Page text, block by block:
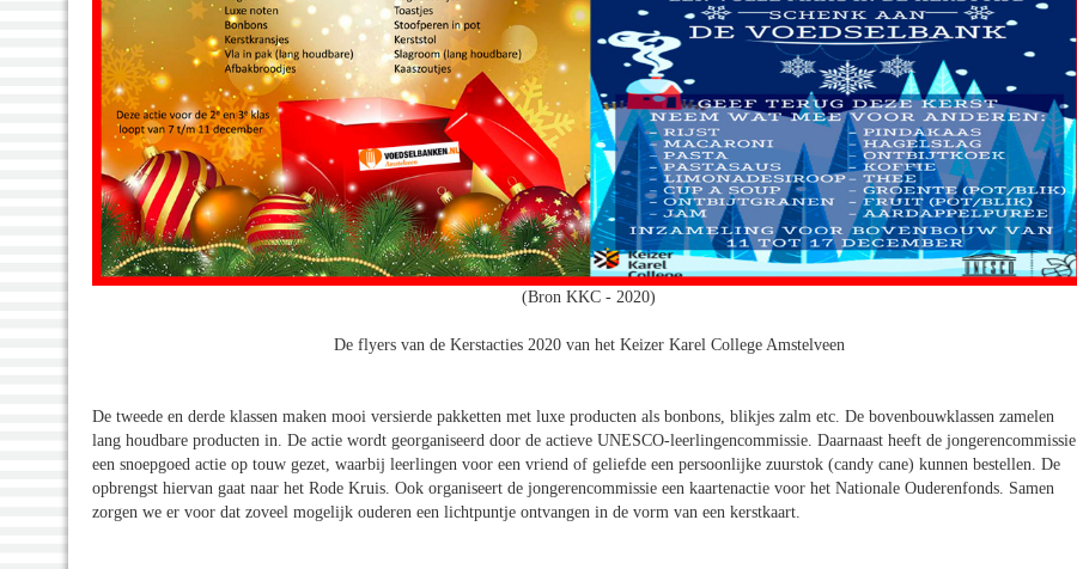
(Bron KKC - 2020)
De flyers van de Kerstacties 2020 van het Keizer Karel College Amstelveen
De tweede en derde klassen maken mooi versierde pakketten met luxe producten als bonbons, blikjes zalm etc. De bovenbouwklassen zamelen
lang houdbare producten in. De actie wordt georganiseerd door de actieve UNESCO-leerlingencommissie. Daarnaast heeft de jongerencommissie
een snoepgoed actie op touw gezet, waarbij leerlingen voor een vriend of geliefde een persoonlijke zuurstok (candy cane) kunnen bestellen. De
opbrengst hiervan gaat naar het Rode Kruis. Ook organiseert de jongerencommissie een kaartenactie voor het Nationale Ouderenfonds. Samen
zorgen we er voor dat zoveel mogelijk ouderen een lichtpuntje ontvangen in de vorm van een kerstkaart.